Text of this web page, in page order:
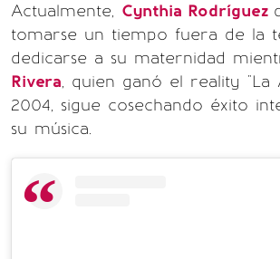
Actualmente, Cynthia Rodríguez
tomarse un tiempo fuera de la
dedicarse a su maternidad
Rivera, quien ganó el reality "La
2004, sigue cosechando éxito
su música.